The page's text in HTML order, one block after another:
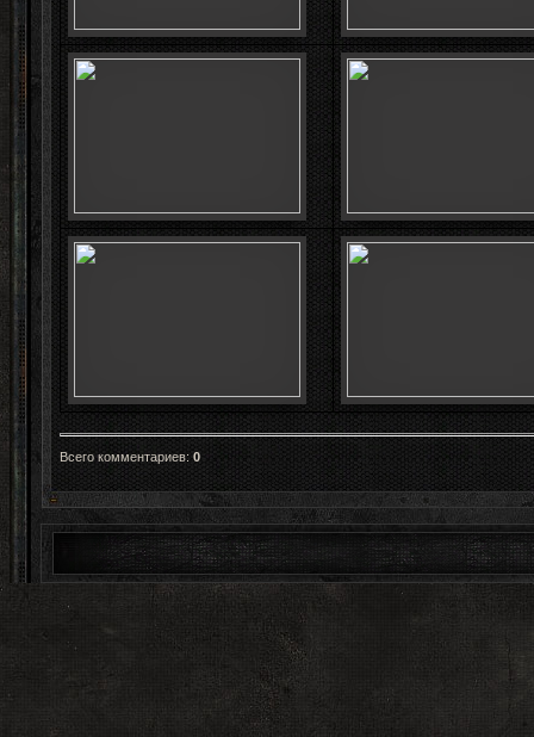
Всего комментариев: 0